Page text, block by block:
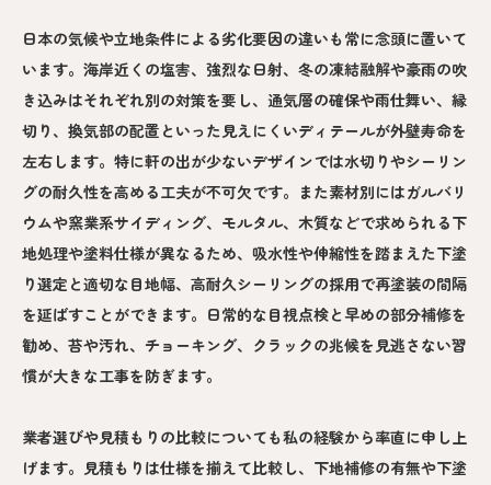
日本の気候や立地条件による劣化要因の違いも常に念頭に置いて
います。海岸近くの塩害、強烈な日射、冬の凍結融解や豪雨の吹
き込みはそれぞれ別の対策を要し、通気層の確保や雨仕舞い、縁
切り、換気部の配置といった見えにくいディテールが外壁寿命を
左右します。特に軒の出が少ないデザインでは水切りやシーリン
グの耐久性を高める工夫が不可欠です。また素材別にはガルバリ
ウムや窯業系サイディング、モルタル、木質などで求められる下
地処理や塗料仕様が異なるため、吸水性や伸縮性を踏まえた下塗
り選定と適切な目地幅、高耐久シーリングの採用で再塗装の間隔
を延ばすことができます。日常的な目視点検と早めの部分補修を
勧め、苔や汚れ、チョーキング、クラックの兆候を見逃さない習
慣が大きな工事を防ぎます。
業者選びや見積もりの比較についても私の経験から率直に申し上
げます。見積もりは仕様を揃えて比較し、下地補修の有無や下塗